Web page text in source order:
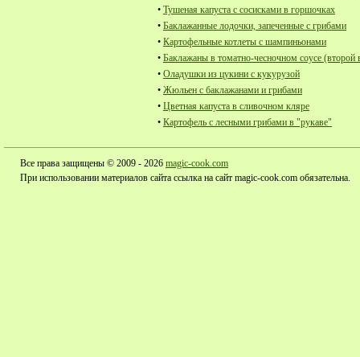
• Тушеная капуста с сосисками в горшочках
• Баклажанные лодочки, запеченные с грибами
• Картофельные котлеты с шампиньонами
• Баклажаны в томатно-чесночном соусе (второй
• Оладушки из цукини с кукурузой
• Жюльен с баклажанами и грибами
• Цветная капуста в сливочном кляре
• Картофель с лесными грибами в "рукаве"
Все права защищены © 2009 - 2026 magic-cook.com
При использовании материалов сайта ссылка на сайт magic-cook.com обязательна.